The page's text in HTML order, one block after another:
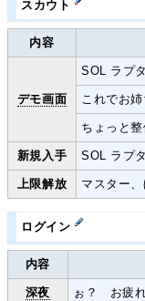
スカウト
内容
デモ画面
SOL ラプ
これでお
ちょっと
新規入手 SOL ラプ
上限解放 マスター、
ログイン
内容
深夜 ぉ？ お疲